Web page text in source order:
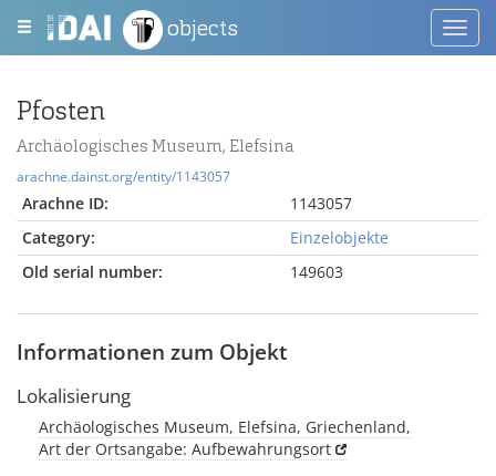
objects
Pfosten
Archäologisches Museum, Elefsina
arachne.dainst.org/entity/1143057
Arachne ID:
1143057
Category:
Einzelobjekte
Old serial number:
149603
Informationen zum Objekt
Lokalisierung
Archäologisches Museum, Elefsina, Griechenland,
Art der Ortsangabe: Aufbewahrungsort